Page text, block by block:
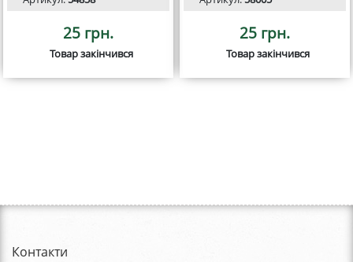
25 грн.
Товар закінчився
25 грн.
Товар закінчився
Контакти